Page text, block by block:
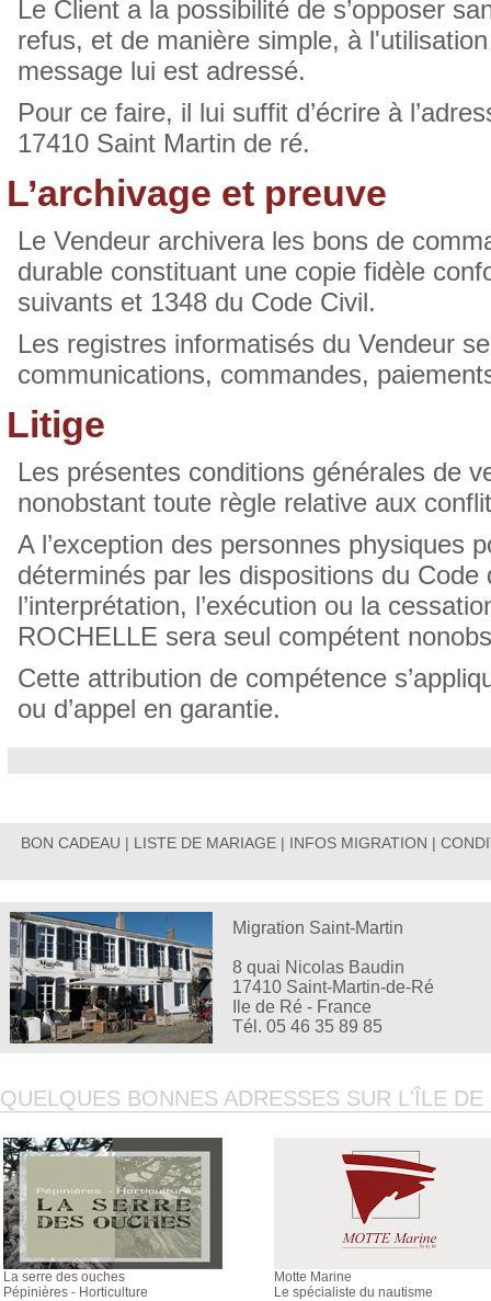
Le Client a la possibilité de s’opposer
refus, et de manière simple, à
message lui est adressé.
Pour ce faire, il lui suffit d’écrire à
17410 Saint Martin de ré.
L’archivage et preuve
Le Vendeur archivera les bons de
durable constituant une copie fidèle
suivants et 1348 du Code Civil.
Les registres informatisés du Vendeur
communications, commandes,
Litige
Les présentes conditions générales de
nonobstant toute règle relative aux
A l’exception des personnes physiques
déterminés par les dispositions du
l’interprétation, l’exécution ou la
ROCHELLE sera seul compétent
Cette attribution de compétence
ou d’appel en garantie.
BON CADEAU | LISTE DE MARIAGE| INFOS MIGRATION |
Migration Saint-Martin
8 quai Nicolas Baudin
17410 Saint-Martin-de-Ré
Ile de Ré - France
Tél. 05 46 35 89 85
QUELQUES BONNES ADRESSES SUR L'ÎLE DE
La serre des ouches
Pépinières - Horticulture
Motte Marine
Le spécialiste du nautisme